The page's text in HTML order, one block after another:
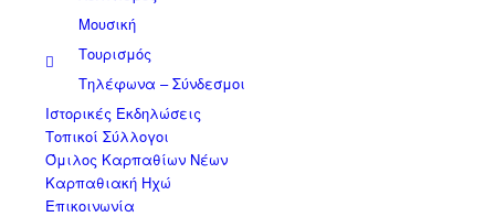
Μουσική
Τουρισμός
Τηλέφωνα – Σύνδεσμοι
Ιστορικές Εκδηλώσεις
Τοπικοί Σύλλογοι
Όμιλος Καρπαθίων Νέων
Καρπαθιακή Ηχώ
Επικοινωνία